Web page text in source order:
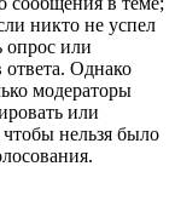
никто не успел
опрос или
ответа. Однако
модераторы
или
чтобы нельзя было